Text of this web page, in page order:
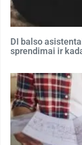
DI balso
sprendimai ir